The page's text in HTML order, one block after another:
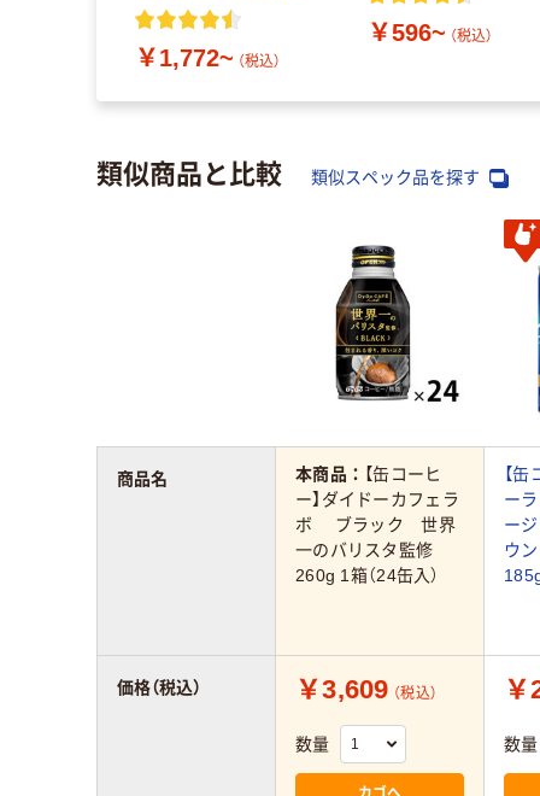
ットボトル】【紙パック】
￥1,772~ （税込）
￥596~ （税込）
類似商品と比較 類似スペック品を探す
本商品： 【缶コーヒ
ー】ダイドーカフェラ
ボ ブラック 世界
一のバリスタ監修
260g 1箱（24缶入）
【
ー
ー
ウ
￥3,609 （税込）
数量
カゴへ
￥
数量
商品名
価格（税込）